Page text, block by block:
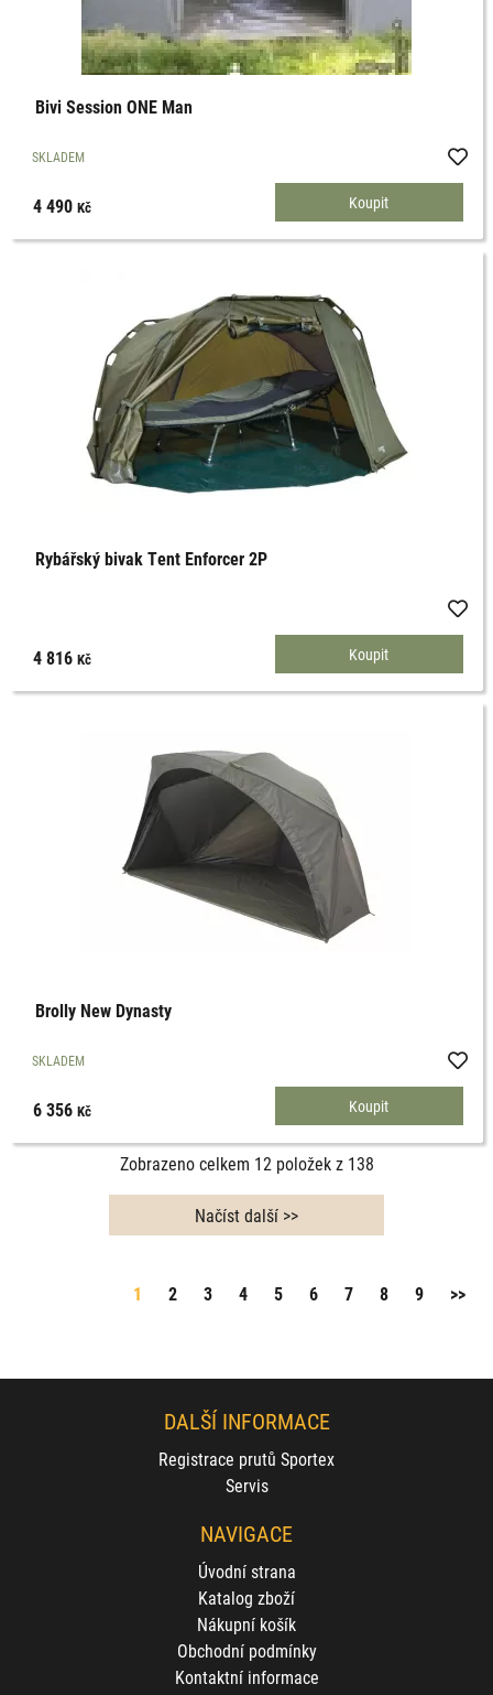
Bivi Session ONE Man
SKLADEM
4 490Kč
Rybářský bivak Tent Enforcer 2P
4 816Kč
Brolly New Dynasty
SKLADEM
6 356Kč
Zobrazeno celkem 12 položek z 138
1 2 3 4 5 6 7 8 9 >>
DALŠÍ INFORMACE
Registrace prutů Sportex
Servis
NAVIGACE
Úvodní strana
Katalog zboží
Nákupní košík
Obchodní podmínky
Kontaktní informace